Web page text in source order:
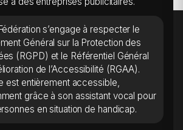
s’engage à respecter le
Général sur la Protection des
(RGPD) et le Référentiel Général
de l’Accessibilité (RGAA).
est entièrement accessible,
grâce à son assistant vocal pour
en situation de handicap.